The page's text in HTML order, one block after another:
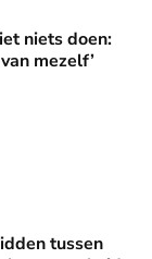
word soms
niets doen:
mezelf’
en
tussen